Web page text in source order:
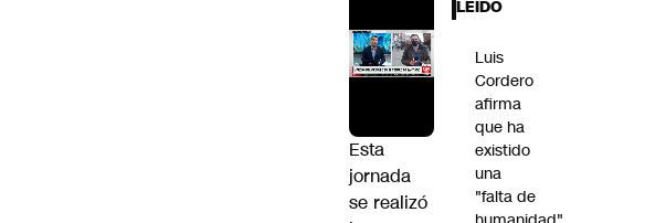
Esta
jornada
se realizó
LEÍDO
Luis
Cordero
afirma
que ha
existido
una
"falta de